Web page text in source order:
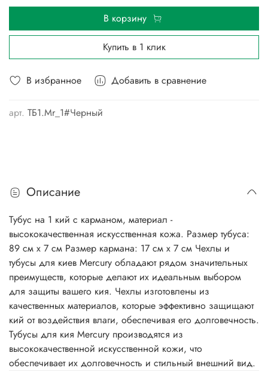
В избранное Добавить в сравнение
арт. ТБ1.Mr_1#Черный
В корзину
Купить в 1 клик
Описание
Тубус на 1 кий с карманом, материал -
высококачественная искусственная кожа. Размер тубуса:
89 см х 7 см Размер кармана: 17 см х 7 см Чехлы и
тубусы для киев Mercury обладают рядом значительных
преимуществ, которые делают их идеальным выбором
для защиты вашего кия. Чехлы изготовлены из
качественных материалов, которые эффективно защищают
кий от воздействия влаги, обеспечивая его долговечность.
Тубусы для кия Mercury производятся из
высококачественной искусственной кожи, что
обеспечивает их долговечность и стильный внешний вид.